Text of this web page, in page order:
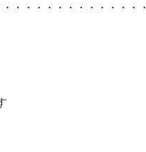
・・・・・・・・・・・・・